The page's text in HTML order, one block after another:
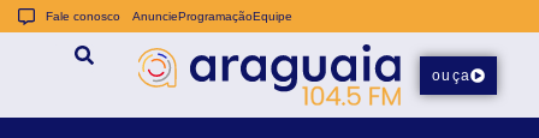
Fale conosco AnuncieProgramaçãoEquipe
ouça